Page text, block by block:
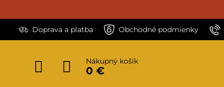
Doprava a platba Obchodné podmienky
Nákupný košík
0 €